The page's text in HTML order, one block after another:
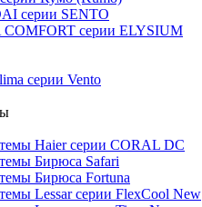
серии SENTO
серии ELYSIUM
серии Vento
Haier серии CORAL DC
Бирюса Safari
Бирюса Fortuna
Lessar серии FlexCool New